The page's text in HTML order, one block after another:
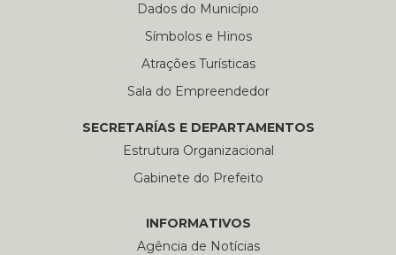
Dados do Município
Símbolos e Hinos
Atrações Turísticas
Sala do Empreendedor
SECRETARÍAS E DEPARTAMENTOS
Estrutura Organizacional
Gabinete do Prefeito
INFORMATIVOS
Agência de Notícias